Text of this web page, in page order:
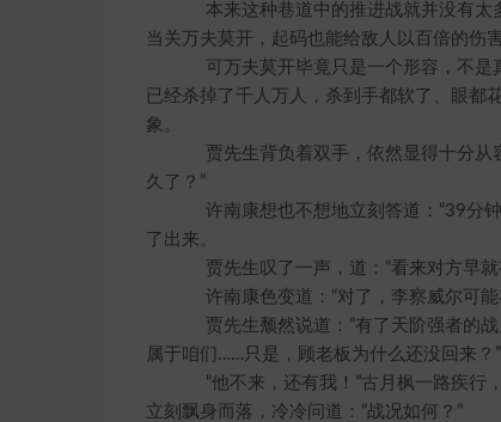
本来这种巷道中的推进战就并没有太
当关万夫莫开，起码也能给敌人以百倍的伤害
可万夫莫开毕竟只是一个形容，不是
已经杀掉了千人万人，杀到手都软了、眼都
象。
贾先生背负着双手，依然显得十分从
久了？”
许南康想也不想地立刻答道：“39分钟
了出来。
贾先生叹了一声，道：“看来对方早就
许南康色变道：“对了，李察威尔可能
贾先生颓然说道：“有了天阶强者的战
属于咱们……只是，顾老板为什么还没回来？”
“他不来，还有我！”古月枫一路疾行，
立刻飘身而落，冷冷问道：“战况如何？”